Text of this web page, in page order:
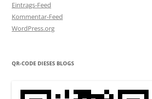
Eintrags-Feed
Kommentar-Feed
WordPress.org
QR-CODE DIESES BLOGS